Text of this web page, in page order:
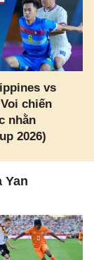
vs
chiến
nhằn
2026)
Yan